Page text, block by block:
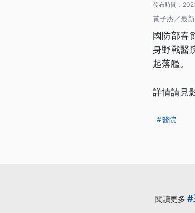
發布時間：
黃子杰／最
國防部春
身野戰醫
起落艦。
詳情請見
醫院
閱讀更多 #